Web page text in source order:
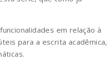
em relação à
para a escrita acadêmica,